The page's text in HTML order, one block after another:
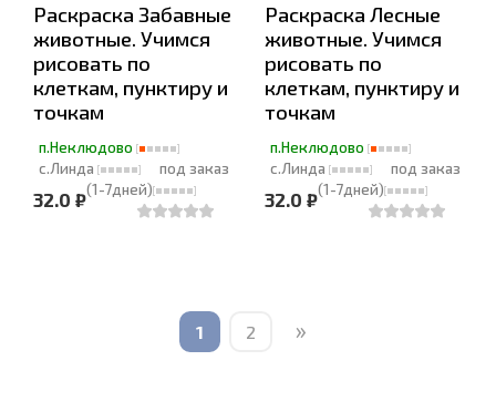
Раскраска Забавные
животные. Учимся
рисовать по
клеткам, пунктиру и
точкам
п.Неклюдово
с.Линда
под заказ
(1-7дней)
32.0 ₽
Раскраска Лесные
животные. Учимся
рисовать по
клеткам, пунктиру и
точкам
п.Неклюдово
с.Линда
под заказ
(1-7дней)
32.0 ₽
1 2 »